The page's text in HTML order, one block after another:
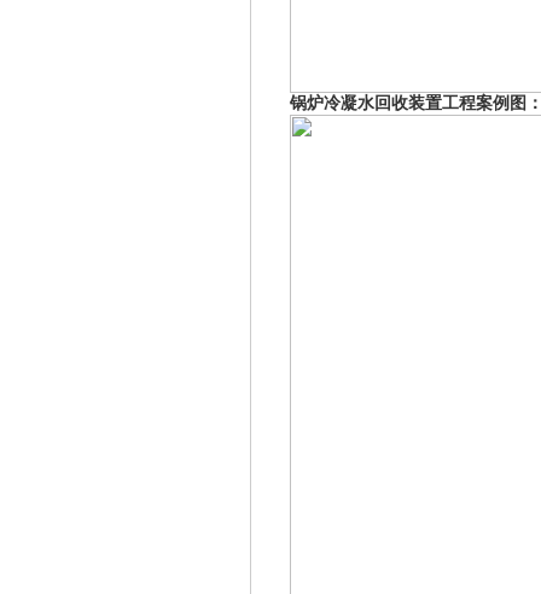
锅炉冷凝水回收装置工程案例图